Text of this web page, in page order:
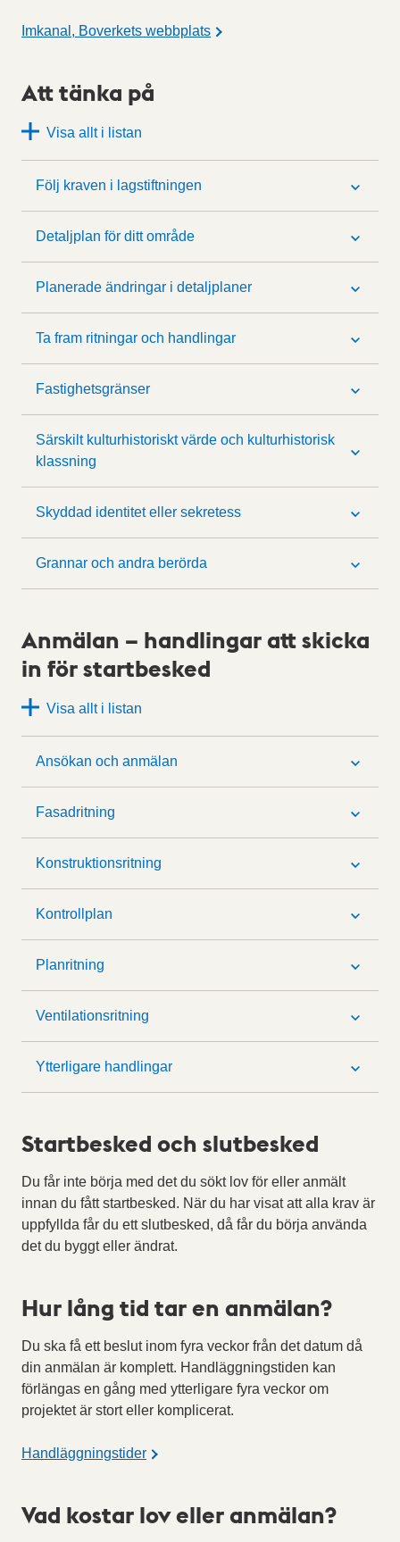
Imkanal, Boverkets webbplats
Att tänka på
Visa allt i listan
Följ kraven i lagstiftningen
Detaljplan för ditt område
Planerade ändringar i detaljplaner
Ta fram ritningar och handlingar
Fastighetsgränser
Särskilt kulturhistoriskt värde och kulturhistorisk
klassning
Skyddad identitet eller sekretess
Grannar och andra berörda
Anmälan – handlingar att skicka
in för startbesked
Visa allt i listan
Ansökan och anmälan
Fasadritning
Konstruktionsritning
Kontrollplan
Planritning
Ventilationsritning
Ytterligare handlingar
Startbesked och slutbesked
Du får inte börja med det du sökt lov för eller anmält
innan du fått startbesked. När du har visat att alla krav är
uppfyllda får du ett slutbesked, då får du börja använda
det du byggt eller ändrat.
Hur lång tid tar en anmälan?
Du ska få ett beslut inom fyra veckor från det datum då
din anmälan är komplett. Handläggningstiden kan
förlängas en gång med ytterligare fyra veckor om
projektet är stort eller komplicerat.
Handläggningstider
Vad kostar lov eller anmälan?